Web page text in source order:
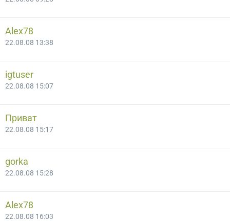
Alex78
22.08.08 13:38
igtuser
22.08.08 15:07
Приват
22.08.08 15:17
gorka
22.08.08 15:28
Alex78
22.08.08 16:03